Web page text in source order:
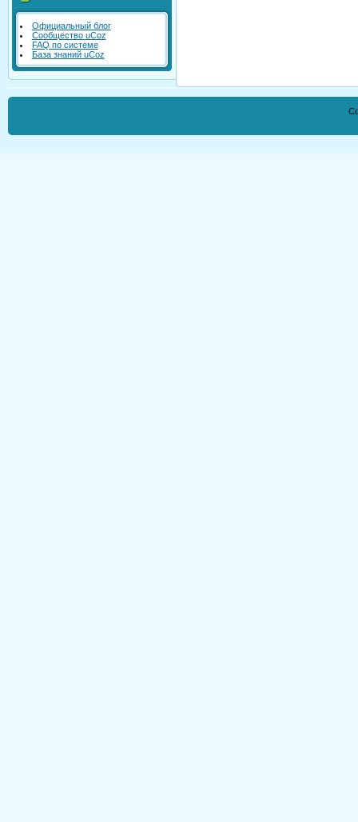
Официальный блог
Сообщество uCoz
FAQ по системе
База знаний uCoz